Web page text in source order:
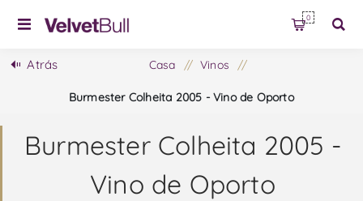
0
Atrás Casa / Vinos /
Burmester Colheita 2005 - Vino de Oporto
Burmester Colheita 2005 -
Vino de Oporto